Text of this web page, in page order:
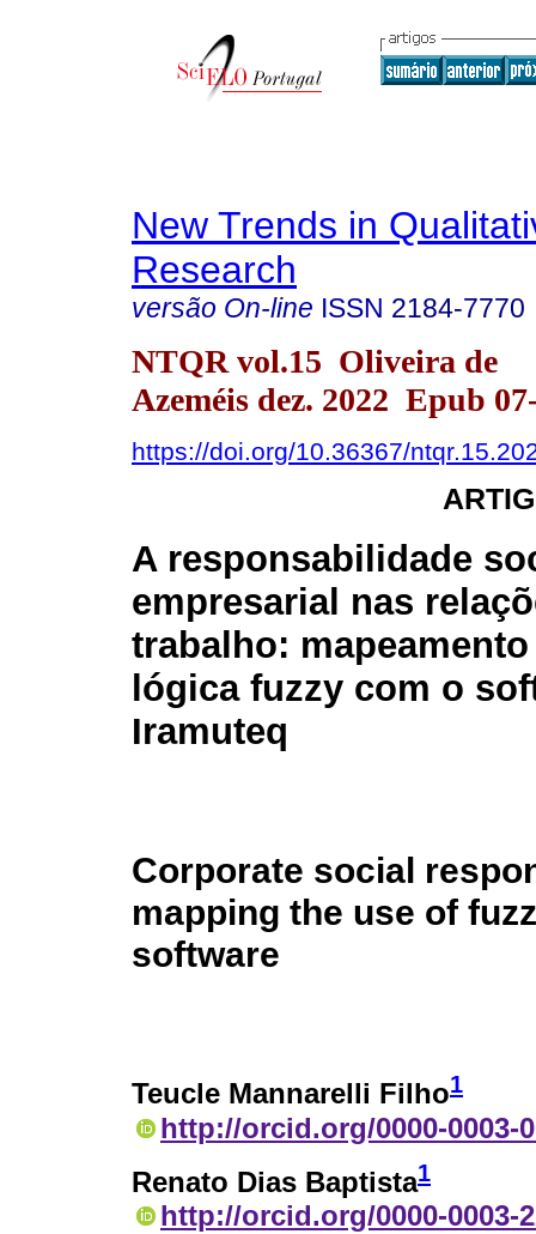
New Trends in
Research
versão On-line ISSN 2184-7770
NTQR vol.15 Oliveira de
Azeméis dez. 2022 Epub
https://doi.org/10.36367/
A responsabilidade
empresarial nas
trabalho:
lógica fuzzy com o
Iramuteq
Corporate social
mapping the use of
software
Teucle Mannarelli Filho1
http://orcid.org/0000-0003-
Renato Dias Baptista1
http://orcid.org/0000-0003-